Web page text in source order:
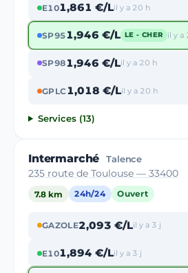
E101,861 €/Lil y a 20 h
SP951,946 €/L LE - CHER il y a
SP981,946 €/Lil y a 20 h
GPLC1,018 €/Lil y a 20 h
Services (13)
Intermarché Talence
235 route de Toulouse — 33400
7.8 km 24h/24 Ouvert
GAZOLE2,093 €/Lil y a 3 j
E101,894 €/Lil y a 3 j